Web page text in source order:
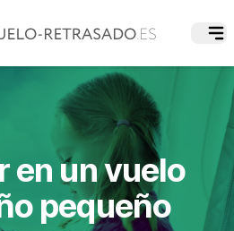
en un vuelo
pequeño